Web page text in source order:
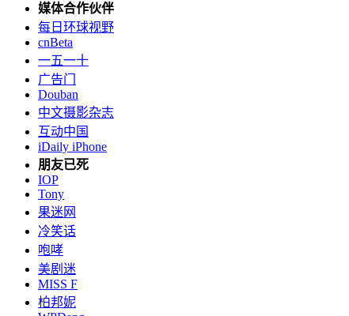
媒体合作伙伴
每日环球视野
cnBeta
一五一十
广告门
Douban
中文摄影杂志
互动中国
iDaily iPhone
朋友已死
IOP
Tony
果迷网
冷笑话
咆哮
美剧迷
MISS F
柏邦妮